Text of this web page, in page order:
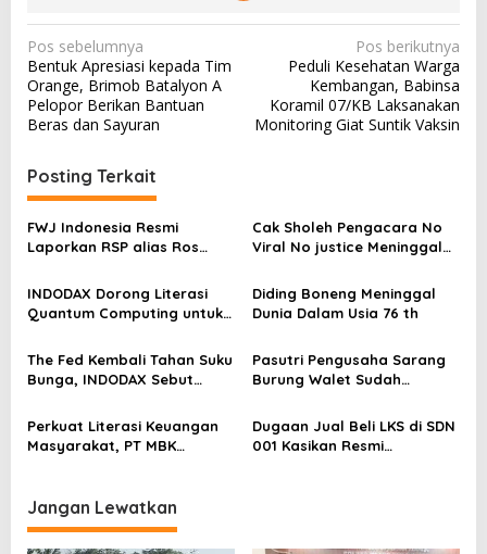
N
a
v
i
g
a
s
i
p
o
s
Pos sebelumnya
Bentuk Apresiasi kepada Tim
Orange, Brimob Batalyon A
Pelopor Berikan Bantuan
Beras dan Sayuran
Pos berikutnya
Peduli Kesehatan Warga
Kembangan, Babinsa
Koramil 07/KB Laksanakan
Monitoring Giat Suntik Vaksin
Posting Terkait
FWJ Indonesia Resmi
Laporkan RSP alias Ros
Cak Sholeh Pengacara No
Viral No justice Meninggal
INDODAX Dorong Literasi
Quantum Computing untuk
Blockchain
Diding Boneng Meninggal
Dunia Dalam Usia 76 th
The Fed Kembali Tahan Suku
Bunga, INDODAX Sebut
Sentimen Pasar
Pasutri Pengusaha Sarang
Burung Walet Sudah
Pelapor Desak Polda Jambi
Segera Lakukan Penahanan
Perkuat Literasi Keuangan
Masyarakat, PT MBK
Dugaan Jual Beli LKS di SDN
001 Kasikan Resmi
Jangan Lewatkan